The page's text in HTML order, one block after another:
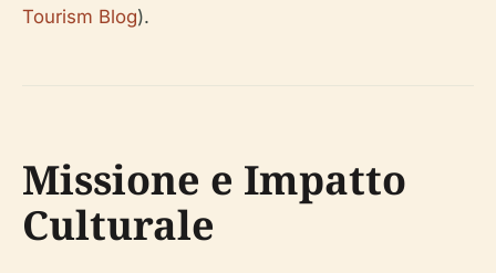
Tourism Blog).
Missione e Impatto
Culturale